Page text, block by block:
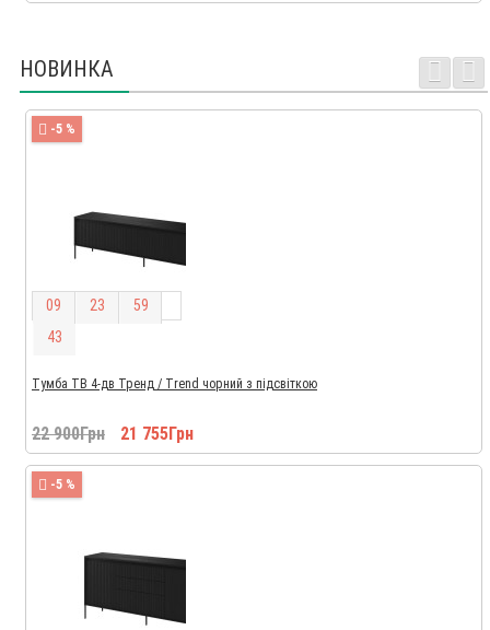
НОВИНКА
-5 %
09 23 59
42
Тумба ТВ 4-дв Тренд / Trend чорний з підсвіткою
22 900Грн 21 755Грн
-5 %